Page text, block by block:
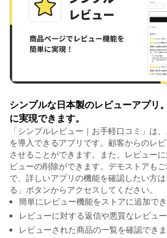
シンプルな日本製のレビューアプリ
に実現できます。
「シンプルレビュー｜お手軽口コミ」は
を導入できるアプリです。顧客からのレ
させることができます。また、レビュー
ビューの削除ができます。デモストアも
で、詳しいアプリの機能を確認したい方
る」ボタンからアクセスしてください。
簡単にレビュー機能をストアに追加でき
レビューに対する返信や悪質なレビュ
レビューされた商品の一覧を確認できま